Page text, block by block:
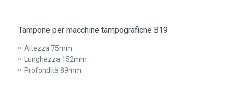
Tampone per macchine tampografiche B19
Altezza 75mm
Lunghezza 152mm
Profondità 89mm